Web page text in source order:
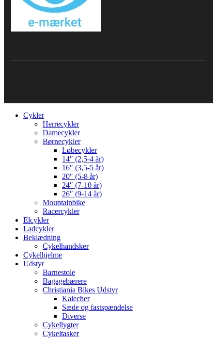
Cykler
Herrecykler
Damecykler
Børnecykler
Løbecykler
14″ (2,5-4 år)
16″ (3,5-5 år)
20″ (5-8 år)
24″ (7-10 år)
26″ (9-14 år)
Mountainbike
Racercykler
Elcykler
Ladcykler
Beklædning
Cykelhandsker
Cykelhjelme
Udstyr
Barnestole
Bagagebærere
Christiania Bikes Udstyr
Kalecher
Sæde og fastspændelse
Diverse
Cykellygter
Cykeltasker